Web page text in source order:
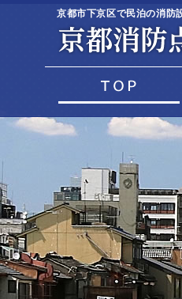
京都市下京区で民泊の消防